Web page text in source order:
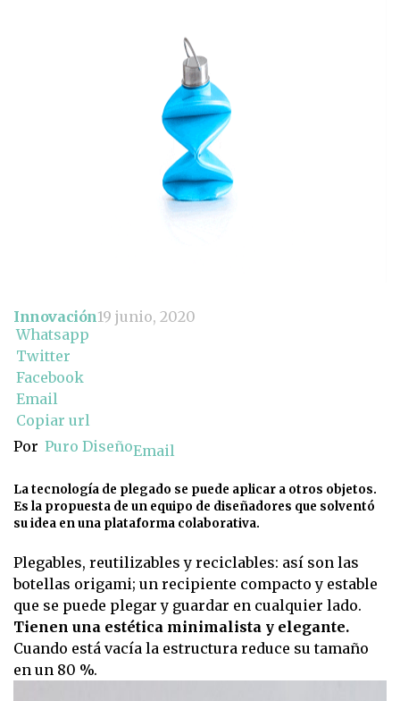
Innovación19 junio, 2020
Whatsapp
Twitter
Facebook
Email
Copiar url
Por Puro DiseñoEmail
La tecnología de plegado se puede aplicar a otros objetos.
Es la propuesta de un equipo de diseñadores que solventó
su idea en una plataforma colaborativa.
Plegables, reutilizables y reciclables: así son las
botellas origami; un recipiente compacto y estable
que se puede plegar y guardar en cualquier lado.
Tienen una estética minimalista y elegante.
Cuando está vacía la estructura reduce su tamaño
en un 80 %.